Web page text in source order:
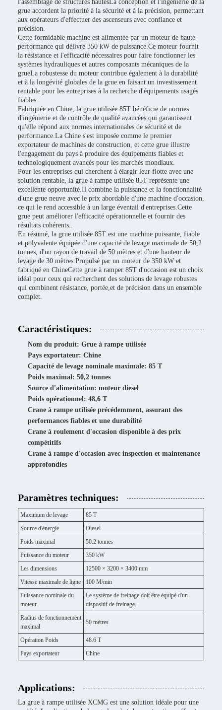
l'assemblage de structures hautesLa conception et l'ingénierie de la
grue accordent la priorité à la sécurité et à la précision, permettant
aux opérateurs d'effectuer des ascenseurs avec confiance et
précision.
Cette formidable machine est alimentée par un moteur de haute
performance qui délivre 350 kW de puissance.Ce moteur fournit
la résistance et l'efficacité nécessaires pour faire fonctionner les
systèmes hydrauliques et autres composants mécaniques de la
grueLa robustesse du moteur contribue également à la durabilité
et à la longévité globales de la grue.en faisant un investissement
rentable pour les entreprises à la recherche d'équipements usagés
fiables.
Fabriquée en Chine, la grue utilisée 85T bénéficie de normes
d'ingénierie et de contrôle de qualité avancées qui garantissent
qu'elle répond aux normes internationales de sécurité et de
performance.La Chine s'est imposée comme le premier
exportateur de machines de construction, et cette grue illustre
l'engagement du pays à produire des équipements fiables et
technologiquement avancés pour les marchés mondiaux.
Pour les entreprises qui cherchent à élargir leur flotte avec une
solution rentable, la grue à rampe utilisée 85T représente une
excellente opportunité.Il combine la puissance et la fonctionnalité
d'une grue neuve avec le prix abordable d'une machine d'occasion,
ce qui le rend accessible à un large éventail d'entreprises.Cette
grue peut améliorer l'efficacité opérationnelle et fournir des
résultats cohérents..
En résumé, la grue utilisée 85T est une machine puissante, fiable
et polyvalente équipée d'une capacité de levage maximale de 50,2
tonnes, d'un rayon de travail de 50 mètres et d'une hauteur de
levage de 30 mètres.Propulsé par un moteur de 350 kW et
fabriqué en ChineCette grue à ramper 85T d'occasion est un choix
idéal pour ceux qui recherchent des solutions de levage robustes
qui combinent résistance, portée,et de précision dans un ensemble
complet.
Caractéristiques:
Nom du produit: Grue à rampe utilisée
Pays exportateur: Chine
Capacité de levage nominale maximale: 85 T
Poids maximal: 50,2 tonnes
Source d'alimentation: moteur diesel
Poids opérationnel: 48,6 T
Crane à rampe utilisée précédemment, assurant des
performances fiables et une durabilité
Crane à roulement d'occasion disponible à des prix
compétitifs
Crane à rampe d'occasion avec inspection et maintenance
approfondies
Paramètres techniques:
Maximum de levage
85 T
Source d'énergie
Diesel
Poids maximal
50.2 tonnes
Puissance du moteur
350 kW
Les dimensions
12500 × 3200 × 3400 mm
Vitesse maximale de ligne
100 M/min
Puissance nominale du
moteur
Le système de freinage doit être équipé d'un
dispositif de freinage.
Radius de fonctionnement
maximal
50 mètres
Opération Poids
48.6 T
Pays exportateur
Chine
Applications:
La grue à rampe utilisée XCMG est une solution idéale pour une